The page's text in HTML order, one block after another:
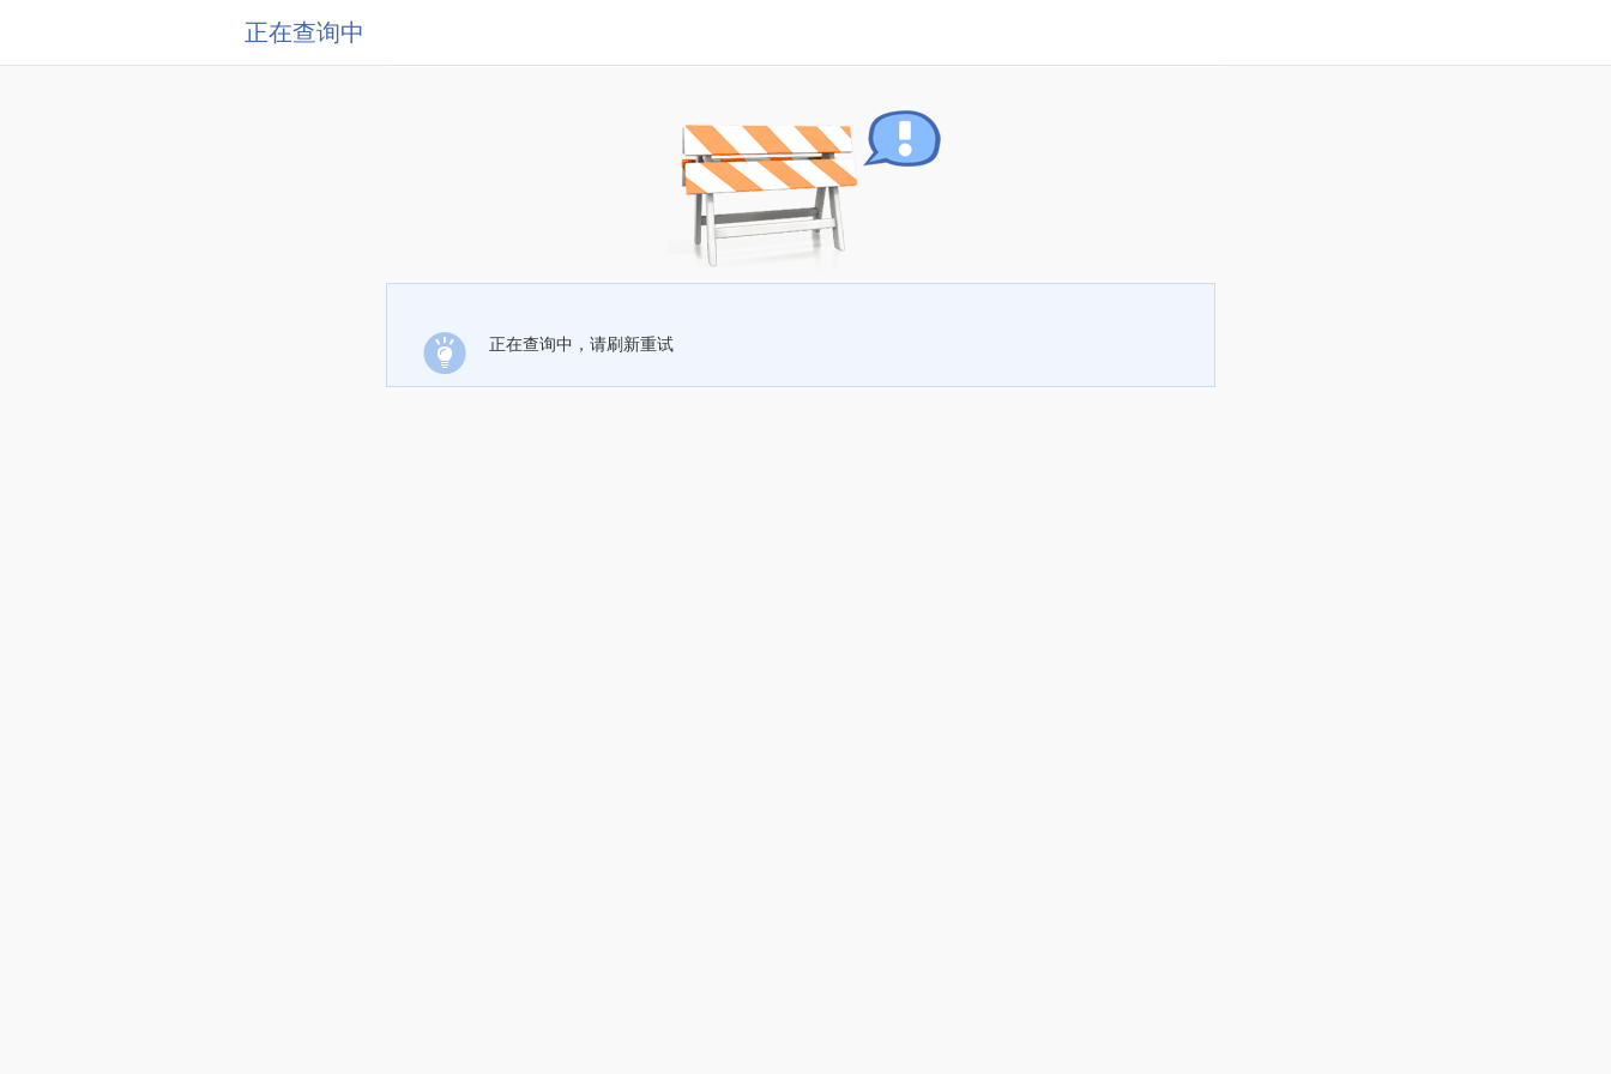
正在查询中
正在查询中，请刷新重试